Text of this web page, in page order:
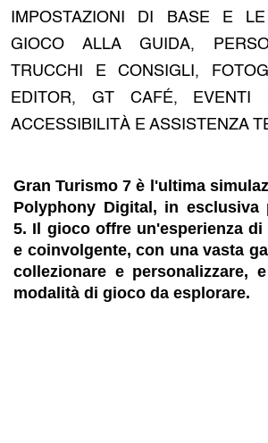
IMPOSTAZIONI DI BASE E
GIOCO ALLA GUIDA,
TRUCCHI E CONSIGLI,
EDITOR, GT CAFÉ, EVENTI
ACCESSIBILITÀ E ASSISTENZA
Gran Turismo 7 è l'ultima
Polyphony Digital, in esclusiva
5. Il gioco offre un'esperienza
e coinvolgente, con una vasta
collezionare e personalizzare,
modalità di gioco da esplorare.